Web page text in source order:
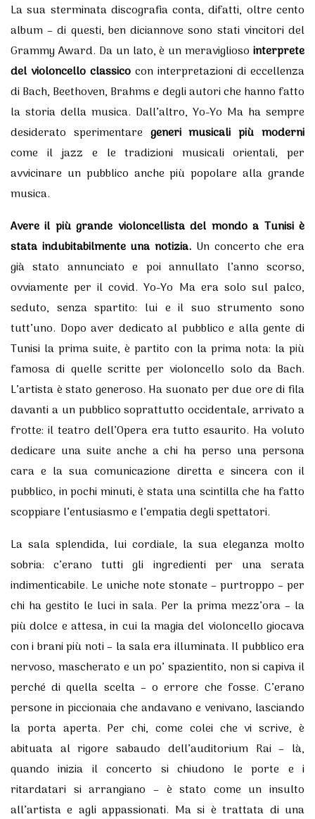
La sua sterminata discografia conta, difatti, oltre cento
album – di questi, ben diciannove sono stati vincitori del
Grammy Award. Da un lato, è un meraviglioso interprete
del violoncello classico con interpretazioni di eccellenza
di Bach, Beethoven, Brahms e degli autori che hanno fatto
la storia della musica. Dall’altro, Yo-Yo Ma ha sempre
desiderato sperimentare generi musicali più moderni
come il jazz e le tradizioni musicali orientali, per
avvicinare un pubblico anche più popolare alla grande
musica.
Avere il più grande violoncellista del mondo a Tunisi è
stata indubitabilmente una notizia. Un concerto che era
già stato annunciato e poi annullato l’anno scorso,
ovviamente per il covid. Yo-Yo Ma era solo sul palco,
seduto, senza spartito: lui e il suo strumento sono
tutt’uno. Dopo aver dedicato al pubblico e alla gente di
Tunisi la prima suite, è partito con la prima nota: la più
famosa di quelle scritte per violoncello solo da Bach.
L’artista è stato generoso. Ha suonato per due ore di fila
davanti a un pubblico soprattutto occidentale, arrivato a
frotte: il teatro dell’Opera era tutto esaurito. Ha voluto
dedicare una suite anche a chi ha perso una persona
cara e la sua comunicazione diretta e sincera con il
pubblico, in pochi minuti, è stata una scintilla che ha fatto
scoppiare l’entusiasmo e l’empatia degli spettatori.
La sala splendida, lui cordiale, la sua eleganza molto
sobria: c’erano tutti gli ingredienti per una serata
indimenticabile. Le uniche note stonate – purtroppo – per
chi ha gestito le luci in sala. Per la prima mezz’ora – la
più dolce e attesa, in cui la magia del violoncello giocava
con i brani più noti – la sala era illuminata. Il pubblico era
nervoso, mascherato e un po’ spazientito, non si capiva il
perché di quella scelta – o errore che fosse. C’erano
persone in piccionaia che andavano e venivano, lasciando
la porta aperta. Per chi, come colei che vi scrive, è
abituata al rigore sabaudo dell’auditorium Rai – là,
quando inizia il concerto si chiudono le porte e i
ritardatari si arrangiano – è stato come un insulto
all’artista e agli appassionati. Ma si è trattata di una